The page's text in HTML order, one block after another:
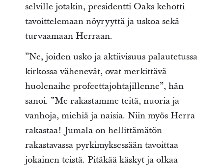
selville jotakin, presidentti Oaks kehotti
tavoittelemaan nöyryyttä ja uskoa sekä
turvaamaan Herraan.
”Ne, joiden usko ja aktiivisuus palautetussa
kirkossa vähenevät, ovat merkittävä
huolenaihe profeettajohtajillenne”, hän
sanoi. ”Me rakastamme teitä, nuoria ja
vanhoja, miehiä ja naisia. Niin myös Herra
rakastaa! Jumala on hellittämätön
rakastavassa pyrkimyksessään tavoittaa
jokainen teistä. Pitäkää käskyt ja olkaa